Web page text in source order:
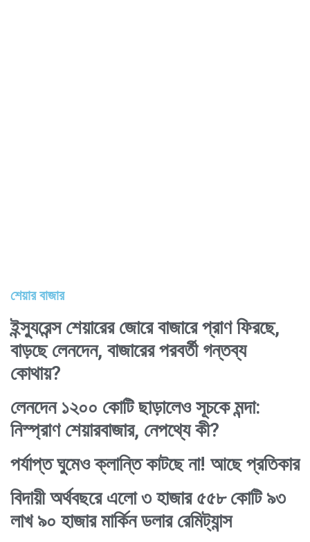
শেয়ার বাজার
ইন্স্যুরেন্স শেয়ারের জোরে বাজারে প্রাণ ফিরছে,
বাড়ছে লেনদেন, বাজারের পরবর্তী গন্তব্য
কোথায়?
লেনদেন ১২০০ কোটি ছাড়ালেও সূচকে মন্দা:
নিস্প্রাণ শেয়ারবাজার, নেপথ্যে কী?
পর্যাপ্ত ঘুমেও ক্লান্তি কাটছে না! আছে প্রতিকার
বিদায়ী অর্থবছরে এলো ৩ হাজার ৫৫৮ কোটি ৯৩
লাখ ৯০ হাজার মার্কিন ডলার রেমিট্যান্স